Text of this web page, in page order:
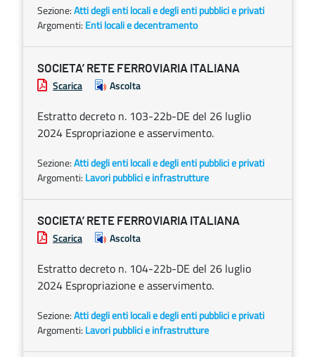
Sezione:Atti degli enti locali e degli enti pubblici e privati
Argomenti: Enti locali e decentramento
SOCIETA’ RETE FERROVIARIA ITALIANA
Scarica Ascolta
Estratto decreto n. 103-22b-DE del 26 luglio
2024 Espropriazione e asservimento.
Sezione:Atti degli enti locali e degli enti pubblici e privati
Argomenti: Lavori pubblici e infrastrutture
SOCIETA’ RETE FERROVIARIA ITALIANA
Scarica Ascolta
Estratto decreto n. 104-22b-DE del 26 luglio
2024 Espropriazione e asservimento.
Sezione:Atti degli enti locali e degli enti pubblici e privati
Argomenti: Lavori pubblici e infrastrutture